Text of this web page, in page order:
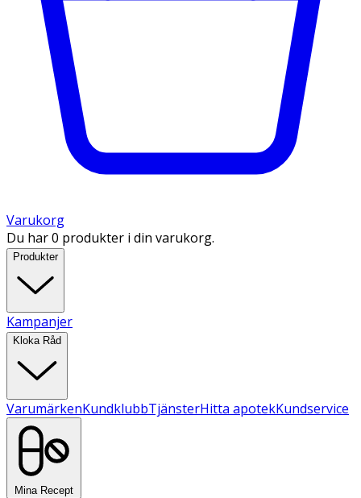
Varukorg
Du har 0 produkter i din varukorg.
Produkter
Kampanjer
Kloka Råd
VarumärkenKundklubbTjänsterHitta apotekKundservice
Mina Recept